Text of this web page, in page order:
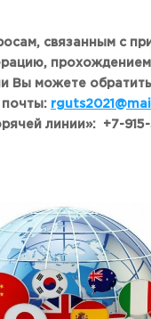
связанным с
прохождением
Вы можете
почты: rguts2021@mail
линии»: +7-